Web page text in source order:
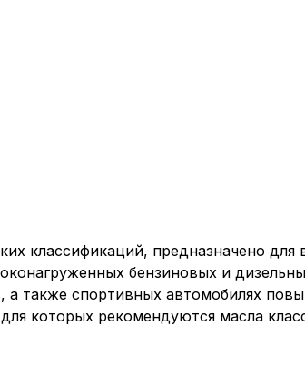
классификаций, предназначено для
бензиновых и
а также спортивных автомобилях
которых рекомендуются масла